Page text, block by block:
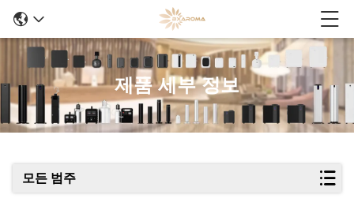
제품 세부 정보
모든 범주